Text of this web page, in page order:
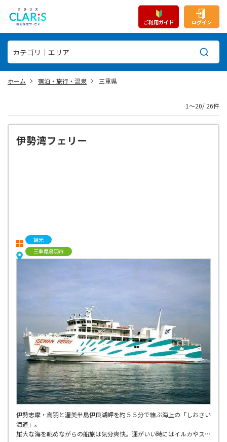
ご利用ガイド ログイン
ホーム 宿泊・旅行・温泉 三重県
1〜20/ 26件
伊勢湾フェリー
観光
三重県鳥羽市
伊勢志摩・鳥羽と渥美半島伊良湖岬を約５５分で結ぶ海上の「しおさい
海道」。
雄大な海を眺めながらの船旅は気分爽快。運がいい時にはイルカやスナ